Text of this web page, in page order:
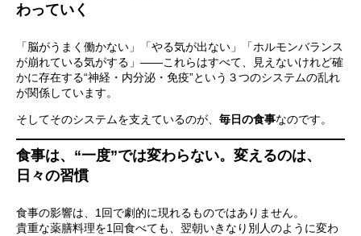
わっていく
「脳がうまく働かない」「やる気が出ない」「ホルモンバランス
が崩れている気がする」――これらはすべて、見えないけれど確
かに存在する“神経・内分泌・免疫”という３つのシステムの乱れ
が関係しています。
そしてそのシステムを支えているのが、 毎日の食事なのです。
食事は、“一度”では変わらない。 変えるのは、
日々の習慣
食事の影響は、1回で劇的に現れるものではありません。
貴重な薬膳料理を1回食べても、翌朝いきなり別人のように変わ